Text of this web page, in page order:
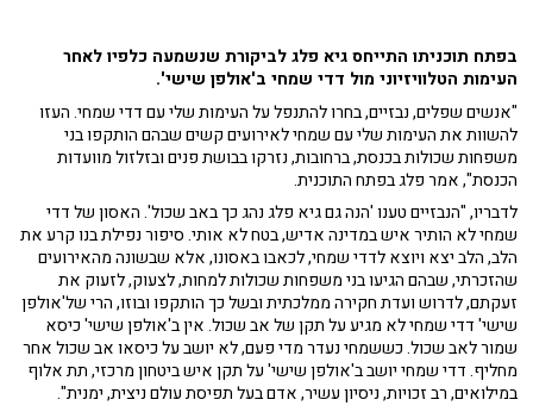
בפתח תוכניתו התייחס גיא פלג לביקורת שנשמעה כלפיו לאחר
העימות הטלוויזיוני מול דדי שמחי ב'אולפן שישי'.
"אנשים שפלים, נבזיים, בחרו להתנפל על העימות שלי עם דדי שמחי. העזו
להשוות את העימות שלי עם שמחי לאירועים קשים שבהם הותקפו בני
משפחות שכולות בכנסת, ברחובות, נזרקו בבושת פנים ובזלזול מוועדות
הכנסת", אמר פלג בפתח התוכנית.
לדבריו, "הנבזיים טענו 'הנה גם גיא פלג נהג כך באב שכול'. האסון של דדי
שמחי לא הותיר איש במדינה אדיש, בטח לא אותי. סיפור נפילת בנו קרע את
הלב, הלב יצא ויוצא לדדי שמחי, לכאבו באסונו, אלא שבשונה מהאירועים
שהזכרתי, שבהם הגיעו בני משפחות שכולות למחות, לצעוק, לזעוק את
זעקתם, לדרוש ועדת חקירה ממלכתית ובשל כך הותקפו ובוזו, הרי של'אולפן
שישי' דדי שמחי לא מגיע על תקן של אב שכול. אין ב'אולפן שישי' כיסא
שמור לאב שכול. כששמחי נעדר מדי פעם, לא יושב על כיסאו אב שכול אחר
מחליף. דדי שמחי יושב ב'אולפן שישי' על תקן איש ביטחון מרכזי, תת אלוף
במילואים, רב זכויות, ניסיון עשיר, אדם בעל תפיסת עולם ניצית, ימנית".